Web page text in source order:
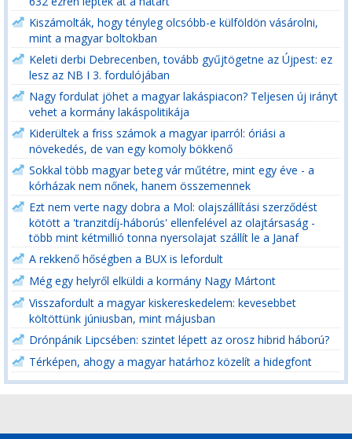
Kiszámolták, hogy tényleg olcsóbb-e külföldön vásárolni,
mint a magyar boltokban
Keleti derbi Debrecenben, tovább gyűjtögetne az Újpest: ez
lesz az NB I 3. fordulójában
Nagy fordulat jöhet a magyar lakáspiacon? Teljesen új irányt
vehet a kormány lakáspolitikája
Kiderültek a friss számok a magyar iparról: óriási a
növekedés, de van egy komoly bökkenő
Sokkal több magyar beteg vár műtétre, mint egy éve - a
kórházak nem nőnek, hanem összemennek
Ezt nem verte nagy dobra a Mol: olajszállítási szerződést
kötött a 'tranzitdíj-háborús' ellenfelével az olajtársaság -
több mint kétmillió tonna nyersolajat szállít le a Janaf
A rekkenő hőségben a BUX is lefordult
Még egy helyről elküldi a kormány Nagy Mártont
Visszafordult a magyar kiskereskedelem: kevesebbet
költöttünk júniusban, mint májusban
Drónpánik Lipcsében: szintet lépett az orosz hibrid háború?
Térképen, ahogy a magyar határhoz közelít a hidegfont